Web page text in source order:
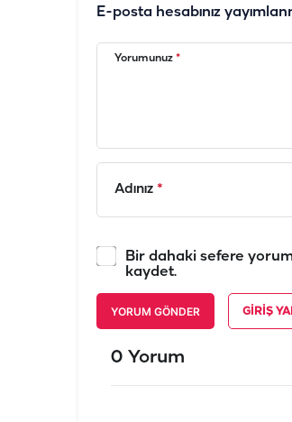
E-posta hesabınız
Yorumunuz *
Adınız *
Bir dahaki sefere yorum
kaydet.
YORUM GÖNDER GIRIŞ
0 Yorum